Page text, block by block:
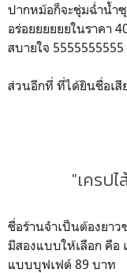
ปากหม้อก็จะชุ่มฉ่ำน้ำ
อร่อยยยยยยในราคา
สบายใจ 5555555555
ส่วนอีกที่ ที่ได้ยินชื่อเสี
"เครป
ชื่อร้านจำเป็นต้องยา
มีสองแบบให้เลือก คือ
แบบบุฟเฟต์ 89 บาท